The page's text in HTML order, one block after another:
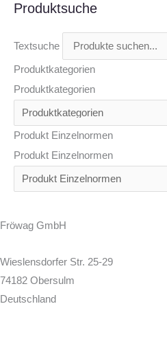
Produktsuche
Textsuche
Produktkategorien
Produktkategorien
Produkt Einzelnormen
Produkt Einzelnormen
Fröwag GmbH
Wieslensdorfer Str. 25-29
74182 Obersulm
Deutschland